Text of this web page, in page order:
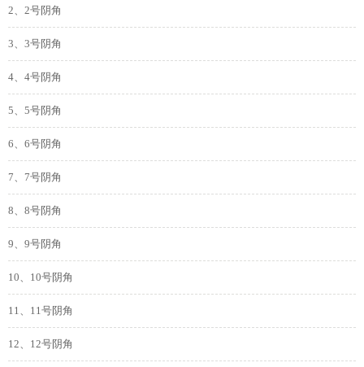
2、2号阴角
3、3号阴角
4、4号阴角
5、5号阴角
6、6号阴角
7、7号阴角
8、8号阴角
9、9号阴角
10、10号阴角
11、11号阴角
12、12号阴角